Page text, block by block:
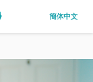
簡体中文